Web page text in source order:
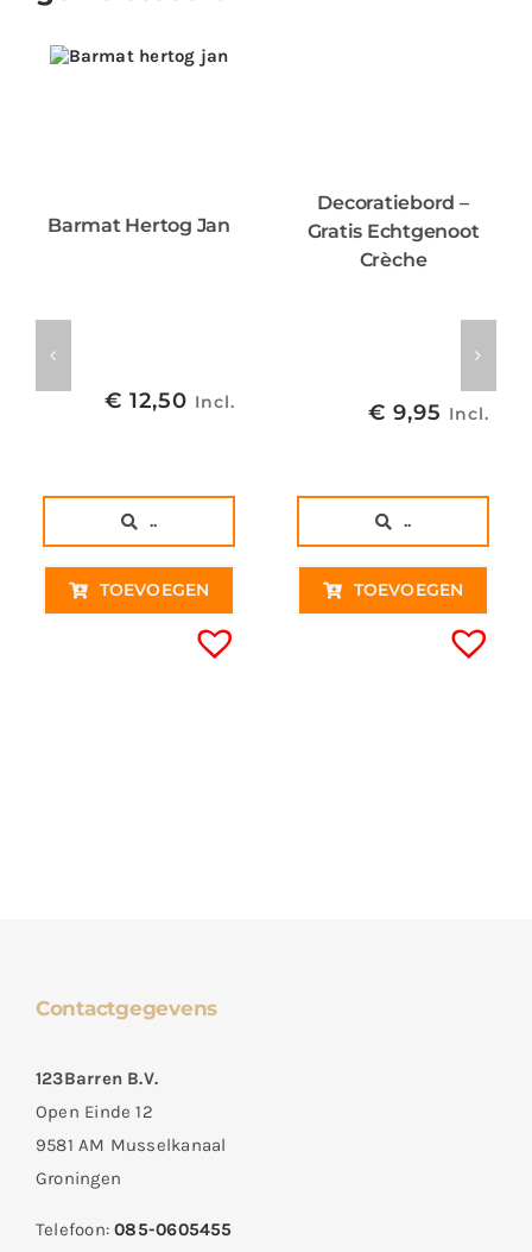
Barmat Hertog Jan
€ 12,50 Incl.
..
TOEVOEGEN
Decoratiebord –
Gratis Echtgenoot
Crèche
€ 9,95 Incl.
..
TOEVOEGEN
Contactgegevens
123Barren B.V.
Open Einde 12
9581 AM Musselkanaal
Groningen
Telefoon:085-0605455